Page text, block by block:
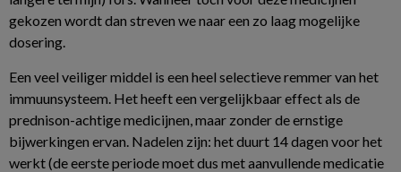
gekozen wordt dan streven we naar een zo laag mogelijke
dosering.
Een veel veiliger middel is een heel selectieve remmer van het
immuunsysteem. Het heeft een vergelijkbaar effect als de
prednison-achtige medicijnen, maar zonder de ernstige
bijwerkingen ervan. Nadelen zijn: het duurt 14 dagen voor het
werkt (de eerste periode moet dus met aanvullende medicatie